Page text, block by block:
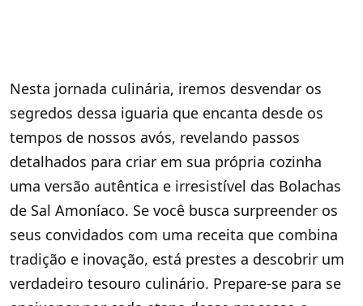
Nesta jornada culinária, iremos desvendar os
segredos dessa iguaria que encanta desde os
tempos de nossos avós, revelando passos
detalhados para criar em sua própria cozinha
uma versão autêntica e irresistível das Bolachas
de Sal Amoníaco. Se você busca surpreender os
seus convidados com uma receita que combina
tradição e inovação, está prestes a descobrir um
verdadeiro tesouro culinário. Prepare-se para se